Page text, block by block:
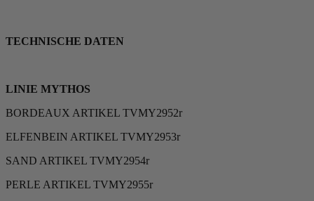
TECHNISCHE DATEN
LINIE MYTHOS
BORDEAUX ARTIKEL TVMY2952r
ELFENBEIN ARTIKEL TVMY2953r
SAND ARTIKEL TVMY2954r
PERLE ARTIKEL TVMY2955r